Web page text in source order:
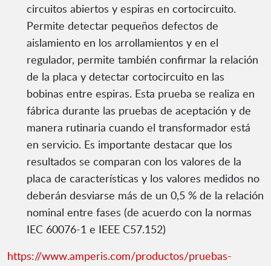
circuitos abiertos y espiras en cortocircuito.
Permite detectar pequeños defectos de
aislamiento en los arrollamientos y en el
regulador, permite también confirmar la relación
de la placa y detectar cortocircuito en las
bobinas entre espiras. Esta prueba se realiza en
fábrica durante las pruebas de aceptación y de
manera rutinaria cuando el transformador está
en servicio. Es importante destacar que los
resultados se comparan con los valores de la
placa de características y los valores medidos no
deberán desviarse más de un 0,5 % de la relación
nominal entre fases (de acuerdo con la normas
IEC 60076-1 e IEEE C57.152)
https://www.amperis.com/productos/pruebas-